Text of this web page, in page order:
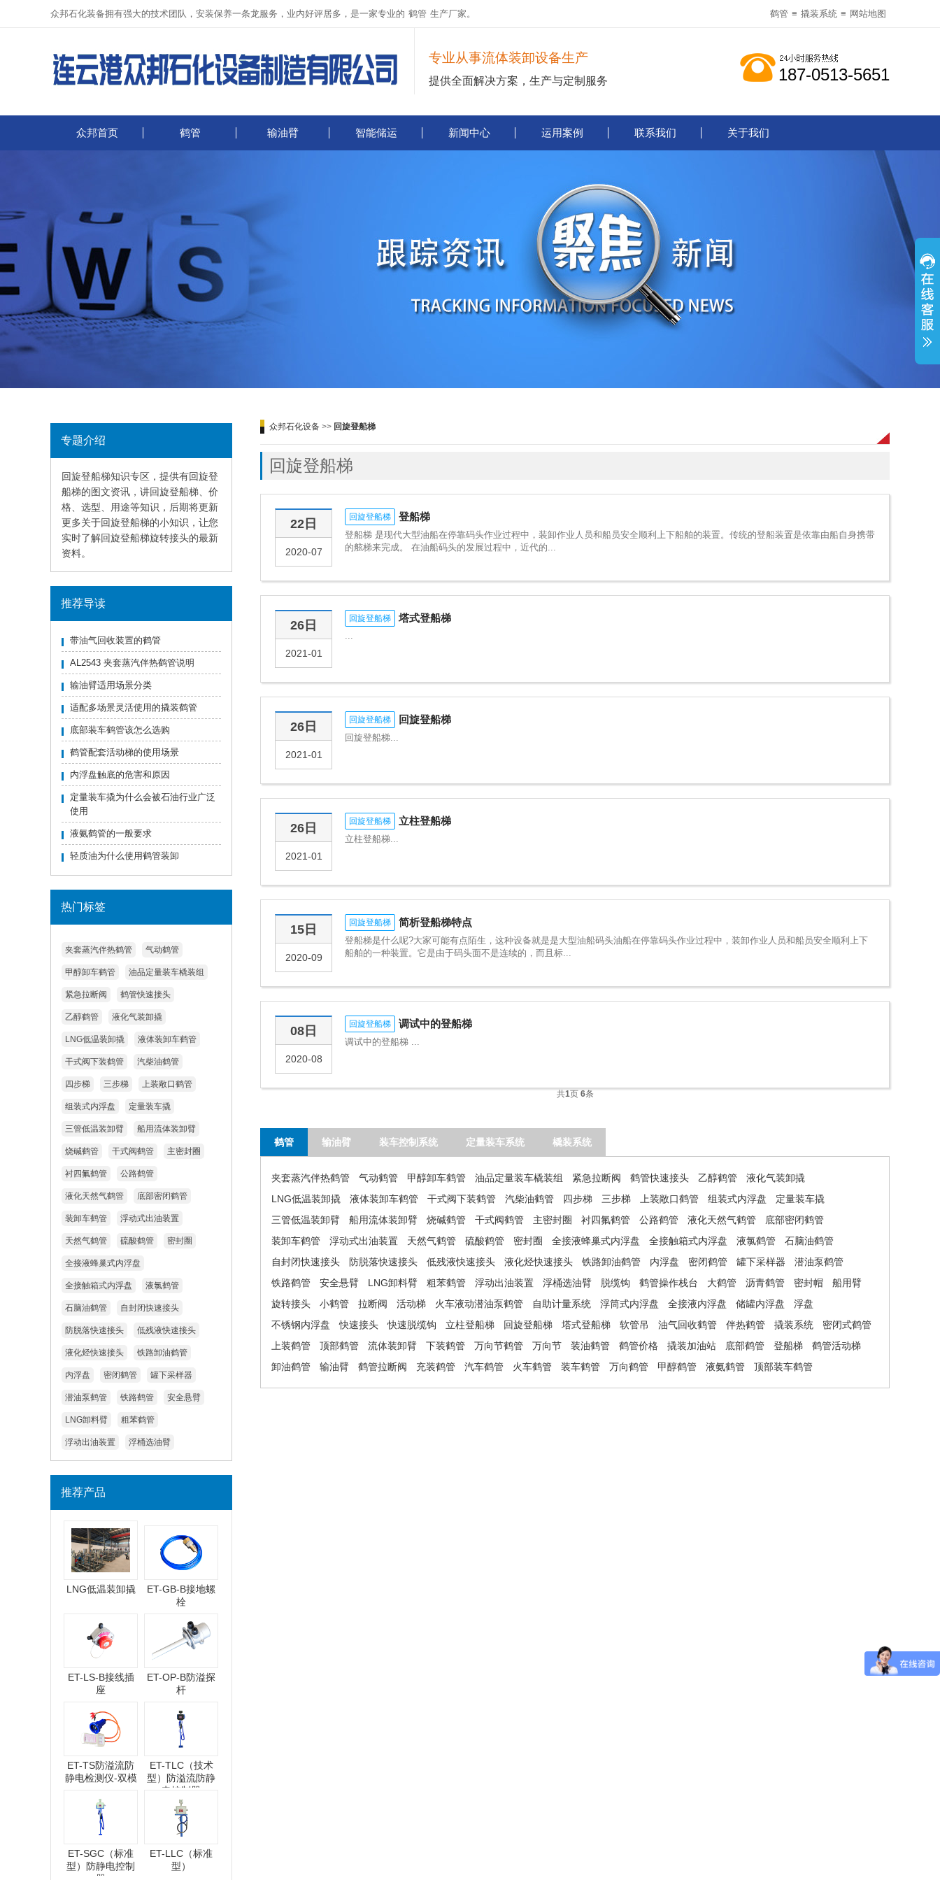
众邦石化装备拥有强大的技术团队，安装保养一条龙服务，业内好评居多，是一家专业的 鹤管 生产厂家。 鹤管 ≡ 撬装系统 ≡ 网站地图
专业从事流体装卸设备生产
提供全面解决方案，生产与定制服务 187-0513-5651
众邦首页 鹤管 输油臂 智能储运 新闻中心 运用案例 联系我们 关于我们
专题介绍
回旋登船梯知识专区，提供有回旋登
船梯的图文资讯，讲回旋登船梯、价
格、选型、用途等知识，后期将更新
更多关于回旋登船梯的小知识，让您
实时了解回旋登船梯旋转接头的最新
资料。
推荐导读
带油气回收装置的鹤管
AL2543 夹套蒸汽伴热鹤管说明
输油臂适用场景分类
适配多场景灵活使用的撬装鹤管
底部装车鹤管该怎么选购
鹤管配套活动梯的使用场景
内浮盘触底的危害和原因
定量装车撬为什么会被石油行业广泛
使用
液氨鹤管的一般要求
轻质油为什么使用鹤管装卸
热门标签
夹套蒸汽伴热鹤管 气动鹤管
甲醇卸车鹤管 油品定量装车橇装组
紧急拉断阀 鹤管快速接头
乙醇鹤管 液化气装卸撬
LNG低温装卸撬 液体装卸车鹤管
干式阀下装鹤管 汽柴油鹤管
四步梯 三步梯 上装敞口鹤管
组装式内浮盘 定量装车撬
三管低温装卸臂 船用流体装卸臂
烧碱鹤管 干式阀鹤管 主密封圈
衬四氟鹤管 公路鹤管
液化天然气鹤管 底部密闭鹤管
装卸车鹤管 浮动式出油装置
天然气鹤管 硫酸鹤管 密封圈
全接液蜂巢式内浮盘
全接触箱式内浮盘 液氯鹤管
石脑油鹤管 自封闭快速接头
防脱落快速接头 低残液快速接头
液化烃快速接头 铁路卸油鹤管
内浮盘 密闭鹤管 罐下采样器
潜油泵鹤管 铁路鹤管 安全悬臂
LNG卸料臂 粗苯鹤管
浮动出油装置 浮桶选油臂
推荐产品
LNG低温装卸撬
ET-GB-B接地螺
栓
ET-LS-B接线插
座
ET-OP-B防溢探
杆
ET-TS防溢流防
静电检测仪-双模
ET-TLC（技术
型）防溢流防静
电控制器
ET-SGC（标准
型）防静电控制
ET-LLC（标准
型）
众邦石化设备 >> 回旋登船梯
回旋登船梯
22日
2020-07
回旋登船梯 登船梯
登船梯 是现代大型油船在停靠码头作业过程中，装卸作业人员和船员安全顺利上下船舶的装置。传统的登船装置是依靠由船自身携带
的舷梯来完成。 在油船码头的发展过程中，近代的...
26日
2021-01
回旋登船梯 塔式登船梯
...
26日
2021-01
回旋登船梯 回旋登船梯
回旋登船梯...
26日
2021-01
回旋登船梯 立柱登船梯
立柱登船梯...
15日
2020-09
回旋登船梯 简析登船梯特点
登船梯是什么呢?大家可能有点陌生，这种设备就是是大型油船码头油船在停靠码头作业过程中，装卸作业人员和船员安全顺利上下
船舶的一种装置。它是由于码头面不是连续的，而且标...
08日
2020-08
回旋登船梯 调试中的登船梯
调试中的登船梯 ...
共1页 6条
鹤管 输油臂 装车控制系统 定量装车系统 橇装系统
夹套蒸汽伴热鹤管 气动鹤管 甲醇卸车鹤管 油品定量装车橇装组 紧急拉断阀 鹤管快速接头 乙醇鹤管
液化气装卸撬
LNG低温装卸撬
液体装卸车鹤管 干式阀下装鹤管 汽柴油鹤管 四步梯 三步梯 上装敞口鹤管 组装式内浮盘
定量装车撬
三管低温装卸臂
船用流体装卸臂 烧碱鹤管 干式阀鹤管 主密封圈 衬四氟鹤管 公路鹤管 液化天然气鹤管
底部密闭鹤管
装卸车鹤管
浮动式出油装置 天然气鹤管 硫酸鹤管 密封圈 全接液蜂巢式内浮盘 全接触箱式内浮盘 液氯鹤管
石脑油鹤管
自封闭快速接头
防脱落快速接头 低残液快速接头 液化烃快速接头 铁路卸油鹤管 内浮盘 密闭鹤管 罐下采样器
潜油泵鹤管
铁路鹤管
安全悬臂 LNG卸料臂 粗苯鹤管 浮动出油装置 浮桶选油臂 脱缆钩 鹤管操作栈台 大鹤管 沥青鹤管 密封帽
船用臂
旋转接头
小鹤管 拉断阀 活动梯 火车液动潜油泵鹤管 自助计量系统 浮筒式内浮盘 全接液内浮盘 储罐内浮盘
浮盘
不锈钢内浮盘
快速接头 快速脱缆钩 立柱登船梯 回旋登船梯 塔式登船梯 软管吊 油气回收鹤管 伴热鹤管 撬装系统
密闭式鹤管
上装鹤管
顶部鹤管 流体装卸臂 下装鹤管 万向节鹤管 万向节 装油鹤管 鹤管价格 撬装加油站 底部鹤管 登船梯
鹤管活动梯
卸油鹤管
输油臂 鹤管拉断阀 充装鹤管 汽车鹤管 火车鹤管 装车鹤管 万向鹤管 甲醇鹤管 液氨鹤管 顶部装车鹤管